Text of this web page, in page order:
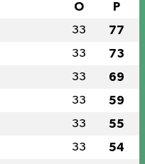
O P
33 77
33 73
33 69
33 59
33 55
33 54